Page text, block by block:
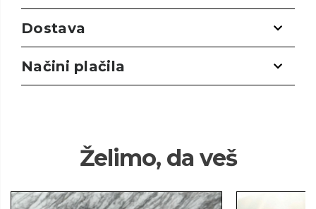
Dostava
Načini plačila
Želimo, da veš